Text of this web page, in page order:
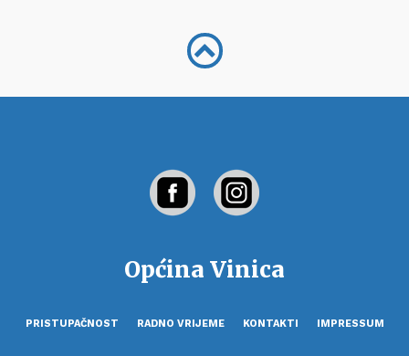
Općina Vinica
PRISTUPAČNOST RADNO VRIJEME KONTAKTI IMPRESSUM